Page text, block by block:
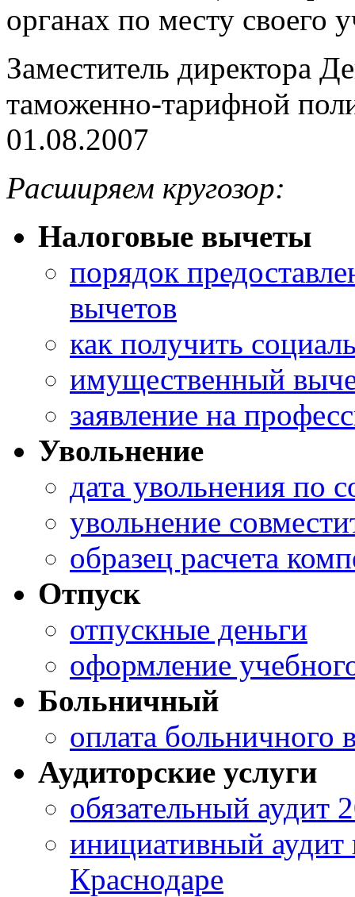
органах по месту своего
Заместитель директора
таможенно-тарифной
01.08.2007
Расширяем кругозор:
Налоговые вычеты
порядок
вычетов
как получить
имущественный
заявление на
Увольнение
дата увольнения по
увольнение
образец расчета
Отпуск
отпускные деньги
оформление
Больничный
оплата больничного
Аудиторские услуги
обязательный аудит
инициативный аудит
Краснодаре